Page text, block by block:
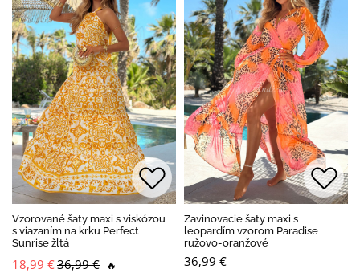
Vzorované šaty maxi s viskózou
s viazaním na krku Perfect
Sunrise žltá
18,99 €36,99 € 🔥
Zavinovacie šaty maxi s
leopardím vzorom Paradise
ružovo-oranžové
36,99 €